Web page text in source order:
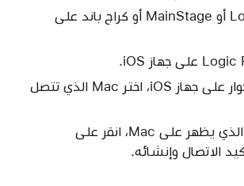
افتح Logic Pro أو MainStage أو كراج باند على
ضمن مربع الحوار على جهاز iOS، اختر Mac الذي تتصل
ضمن التنبيه الذي يظهر على Mac، انقر على
الاتصال وإنشائه.